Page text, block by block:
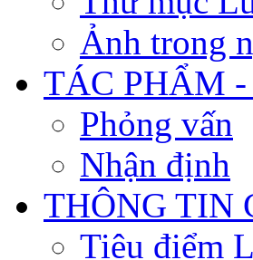
Ảnh trong
TÁC PHẨM
Phỏng vấn
Nhận định
THÔNG TIN
Tiêu điểm